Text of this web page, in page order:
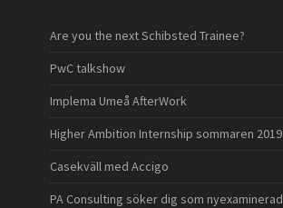
Are you the next Schibsted Trainee?
PwC talkshow
Implema Umeå AfterWork
Higher Ambition Internship sommaren 2019
Casekväll med Accigo
PA Consulting söker dig som nyexaminerad